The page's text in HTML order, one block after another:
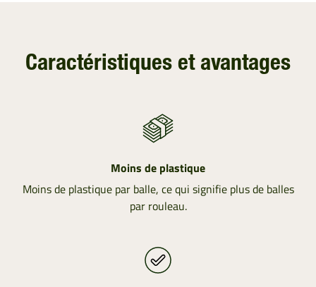
Caractéristiques et avantages
Moins de plastique
Moins de plastique par balle, ce qui signifie plus de balles
par rouleau.